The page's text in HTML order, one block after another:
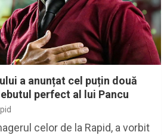
a anunțat cel puțin două
perfect al lui Pancu
celor de la Rapid, a vorbit